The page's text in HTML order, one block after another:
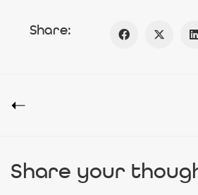
Share:
Share your